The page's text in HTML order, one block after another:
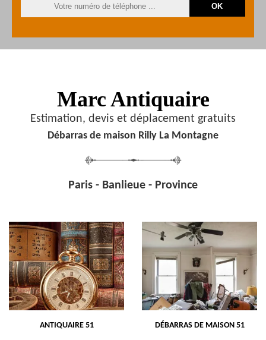
Marc Antiquaire
Estimation, devis et déplacement gratuits
Débarras de maison Rilly La Montagne
Paris - Banlieue - Province
ANTIQUAIRE 51 DÉBARRAS DE MAISON 51